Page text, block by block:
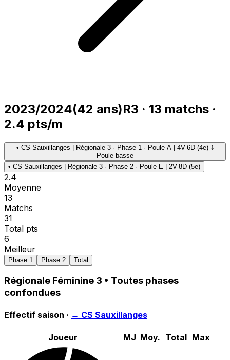
2023/2024(42 ans)R3 · 13 matchs ·
2.4 pts/m
• CS Sauxillanges | Régionale 3 · Phase 1 · Poule A | 4V-6D (4e) ⤵
Poule basse
• CS Sauxillanges | Régionale 3 · Phase 2 · Poule E | 2V-8D (5e)
2.4
Moyenne
13
Matchs
31
Total pts
6
Meilleur
Phase 1 Phase 2 Total
Régionale Féminine 3 • Toutes phases
confondues
Effectif saison · → CS Sauxillanges
Joueur MJ Moy. Total Max